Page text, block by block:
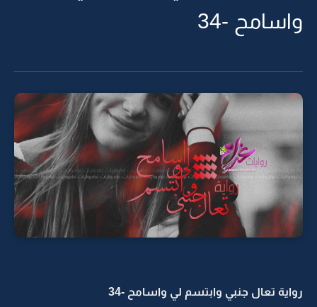
واسامح -34
رواية تعال جنبي وابتسم لي واسامح -34